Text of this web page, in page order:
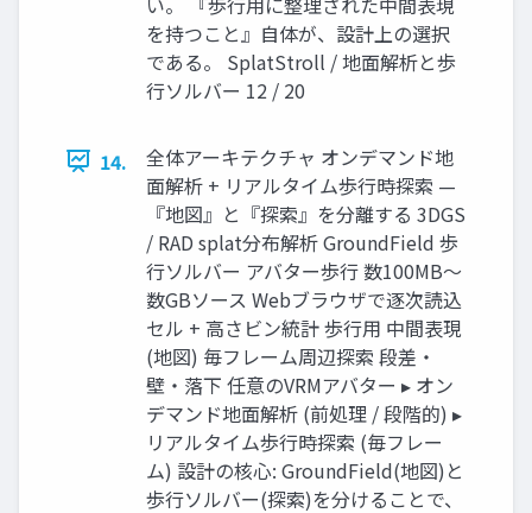
を持つこと』自体が、設計上の選択
である。 SplatStroll / 地面解析と歩
行ソルバー 12 / 20
14.
全体アーキテクチャ オンデマンド地
面解析 + リアルタイム歩行時探索 —
『地図』と『探索』を分離する 3DGS
/ RAD splat分布解析 GroundField 歩
行ソルバー アバター歩行 数100MB〜
数GBソース Webブラウザで逐次読込
セル + 高さビン統計 歩行用 中間表現
(地図) 毎フレーム周辺探索 段差・
壁・落下 任意のVRMアバター ▸ オン
デマンド地面解析 (前処理 / 段階的) ▸
リアルタイム歩行時探索 (毎フレー
ム) 設計の核心: GroundField(地図)と
歩行ソルバー(探索)を分けることで、